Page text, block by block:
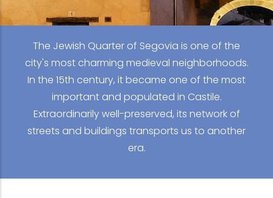
The Jewish Quarter of Segovia is one of the
city's most charming medieval neighborhoods.
In the 15th century, it became one of the most
important and populated in Castile.
Extraordinarily well-preserved, its network of
streets and buildings transports us to another
era.